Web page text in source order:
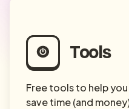
Tools
Free tools to help you
save time (and